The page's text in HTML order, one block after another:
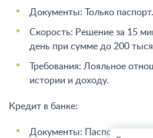
Документы: Только паспорт.
Скорость: Решение за 15
день при сумме до 200
Требования: Лояльное
истории и доходу.
Кредит в банке:
Документы: Паспорт,